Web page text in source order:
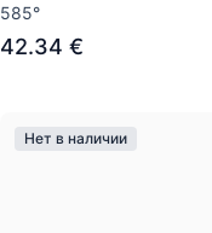
585°
42.34 €
Нет в наличии